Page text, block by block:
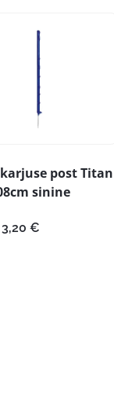
post Titan
sinine
Algne
3,20 €